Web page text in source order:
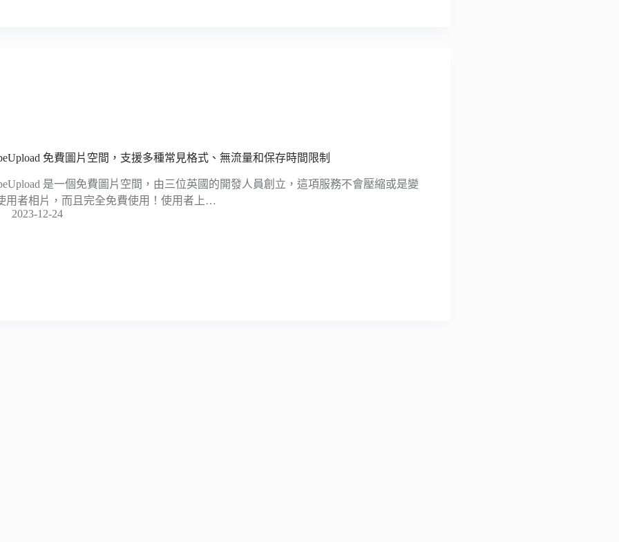
免費圖片空間，支援多種常見格式、無流量和保存時間限制
是一個免費圖片空間，由三位英國的開發人員創立，這項服務不會壓縮或是變
用者相片，而且完全免費使用！使用者上…
2023-12-24